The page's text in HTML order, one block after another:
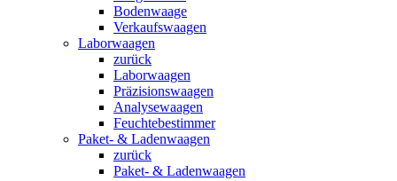
Bodenwaage
Verkaufswaagen
Laborwaagen
zurück
Laborwaagen
Präzisionswaagen
Analysewaagen
Feuchtebestimmer
Paket- & Ladenwaagen
zurück
Paket- & Ladenwaagen